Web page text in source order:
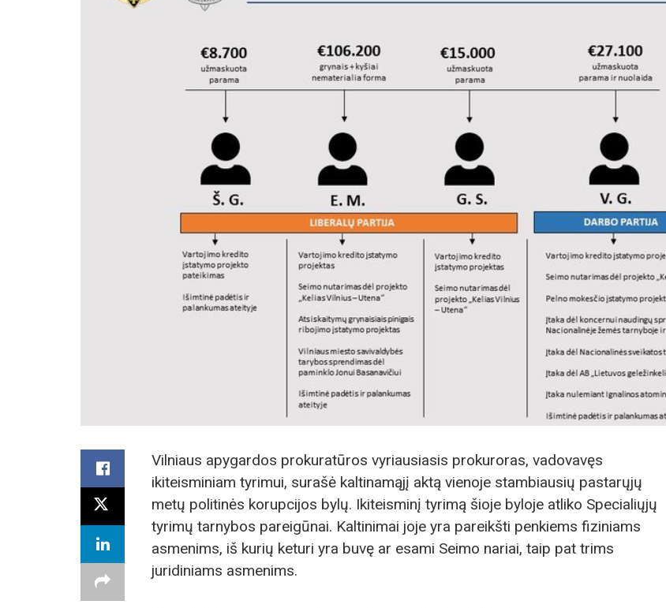
Vilniaus apygardos prokuratūros vyriausiasis prokuroras, vadovavęs
ikiteisminiam tyrimui, surašė kaltinamąjį aktą vienoje stambiausių pastarųjų
metų politinės korupcijos bylų. Ikiteisminį tyrimą šioje byloje atliko Specialiųjų
tyrimų tarnybos pareigūnai. Kaltinimai joje yra pareikšti penkiems fiziniams
asmenims, iš kurių keturi yra buvę ar esami Seimo nariai, taip pat trims
juridiniams asmenims.